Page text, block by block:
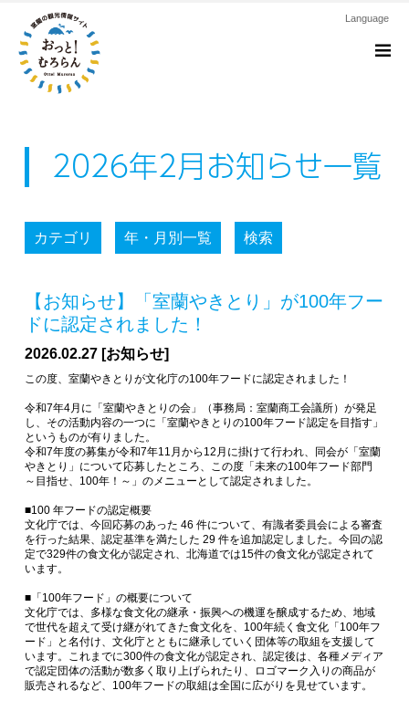
Language
2026年2月お知らせ一覧
カテゴリ 年・月別一覧 検索
【お知らせ】「室蘭やきとり」が100年フー
ドに認定されました！
2026.02.27 [お知らせ]
この度、室蘭やきとりが文化庁の100年フードに認定されました！
令和7年4月に「室蘭やきとりの会」（事務局：室蘭商工会議所）が発足
し、その活動内容の一つに「室蘭やきとりの100年フード認定を目指す」
というものが有りました。
令和7年度の募集が令和7年11月から12月に掛けて行われ、同会が「室蘭
やきとり」について応募したところ、この度「未来の100年フード部門
～目指せ、100年！～」のメニューとして認定されました。
■100 年フードの認定概要
文化庁では、今回応募のあった 46 件について、有識者委員会による審査
を行った結果、認定基準を満たした 29 件を追加認定しました。今回の認
定で329件の食文化が認定され、北海道では15件の食文化が認定されて
います。
■「100年フード」の概要について
文化庁では、多様な食文化の継承・振興への機運を醸成するため、地域
で世代を超えて受け継がれてきた食文化を、100年続く食文化「100年フ
ード」と名付け、文化庁とともに継承していく団体等の取組を支援して
います。これまでに300件の食文化が認定され、認定後は、各種メディア
で認定団体の活動が数多く取り上げられたり、ロゴマーク入りの商品が
販売されるなど、100年フードの取組は全国に広がりを見せています。